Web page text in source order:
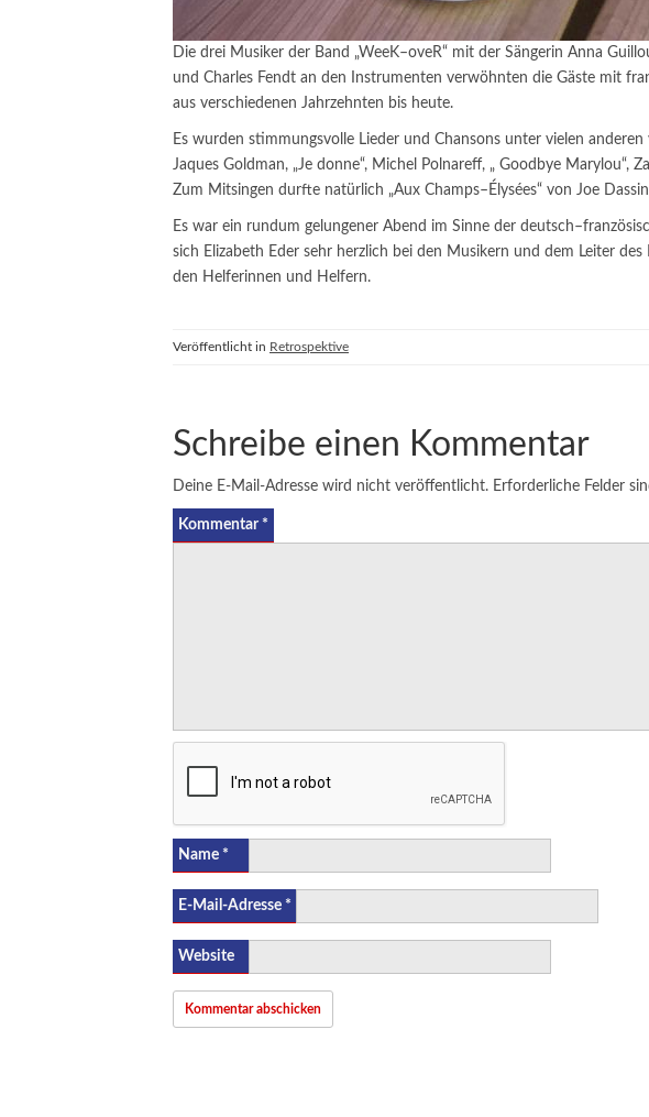
Die drei Musiker der Band „WeeK–oveR“ mit der Sängerin Anna
und Charles Fendt an den Instrumenten verwöhnten die Gäste mit
aus verschiedenen Jahrzehnten bis heute.
Es wurden stimmungsvolle Lieder und Chansons unter vielen anderen
Jaques Goldman, „Je donne“, Michel Polnareff, „ Goodbye Marylou“,
Zum Mitsingen durfte natürlich „Aux Champs–Élysées“ von Joe
Es war ein rundum gelungener Abend im Sinne der
sich Elizabeth Eder sehr herzlich bei den Musikern und dem Leiter
den Helferinnen und Helfern.
Veröffentlicht in Retrospektive
Schreibe einen Kommentar
Deine E-Mail-Adresse wird nicht veröffentlicht. Erforderliche Felder
Kommentar *
Name *
E-Mail-Adresse *
Website